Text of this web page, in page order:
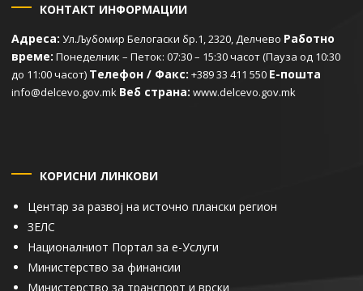
КОНТАКТ ИНФОРМАЦИИ
Адреса: Ул.Љубомир Белогаски бр.1, 2320, Делчево Работно
време: Понеделник – Петок: 07:30 – 15:30 часот (Пауза од 10:30
до 11:00 часот) Телефон / Факс: +389 33 411 550 Е-пошта
info@delcevo.gov.mk Веб страна: www.delcevo.gov.mk
КОРИСНИ ЛИНКОВИ
Центар за развој на источно плански регион
ЗЕЛС
Националниот Портал за е-Услуги
Министерство за финансии
Министерство за транспорт и врски